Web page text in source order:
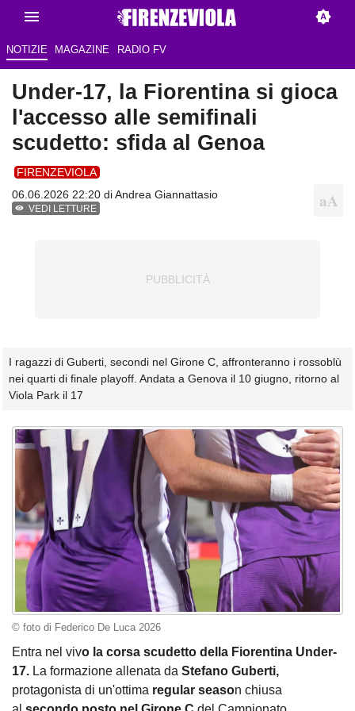
NOTIZIE MAGAZINE RADIO FV
Under-17, la Fiorentina si gioca
l'accesso alle semifinali
scudetto: sfida al Genoa
FIRENZEVIOLA
06.06.2026 22:20 diAndrea Giannattasio
VEDI LETTURE
I ragazzi di Guberti, secondi nel Girone C, affronteranno i rossoblù
nei quarti di finale playoff. Andata a Genova il 10 giugno, ritorno al
Viola Park il 17
© foto di Federico De Luca 2026
Entra nel vivo la corsa scudetto della Fiorentina Under-
17. La formazione allenata da Stefano Guberti,
protagonista di un'ottima regular season chiusa